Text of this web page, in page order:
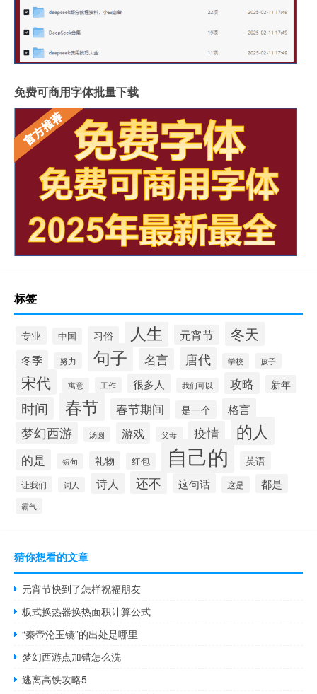
免费可商用字体批量下载
标签
专业 中国 习俗 人生 元宵节 冬天
冬季 努力 句子 名言 唐代 学校 孩子
宋代 寓意 工作 很多人 我们可以 攻略 新年
时间 春节 春节期间 是一个 格言
梦幻西游 汤圆 游戏 父母 疫情 的人
的是 短句 礼物 红包 自己的 英语
让我们 词人 诗人 还不 这句话 这是 都是
霸气
猜你想看的文章
元宵节快到了怎样祝福朋友
板式换热器换热面积计算公式
“秦帝沦玉镜”的出处是哪里
梦幻西游点加错怎么洗
逃离高铁攻略5